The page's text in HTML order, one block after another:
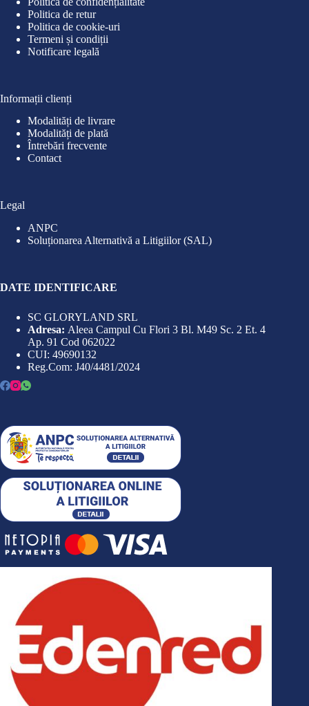
Politica de retur
Politica de cookie-uri
Termeni și condiții
Notificare legală
Informații clienți
Modalități de livrare
Modalități de plată
Întrebări frecvente
Contact
Legal
ANPC
Soluționarea Alternativă a Litigiilor (SAL)
DATE IDENTIFICARE
SC GLORYLAND SRL
Adresa: Aleea Campul Cu Flori 3 Bl. M49 Sc. 2 Et. 4
Ap. 91 Cod 062022
CUI: 49690132
Reg.Com: J40/4481/2024